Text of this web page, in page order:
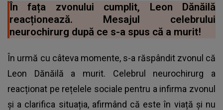
În fața zvonului cumplit, Leon Dănăilă
reacționează. Mesajul celebrului
neurochirurg după ce s-a spus că a murit!
În urmă cu câteva momente, s-a răspândit zvonul că
Leon Dănăilă a murit. Celebrul neurochirurg a
reacționat pe rețelele sociale pentru a infirma zvonul
și a clarifica situația, afirmând că este în viață și nu